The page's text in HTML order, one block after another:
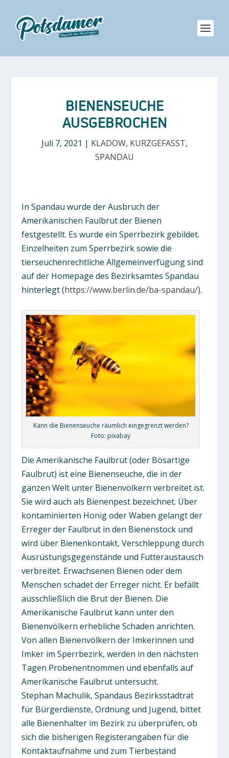
BIENENSEUCHE
AUSGEBROCHEN
Juli 7, 2021 | KLADOW, KURZGEFASST,
SPANDAU
In Spandau wurde der Ausbruch der
Amerikanischen Faulbrut der Bienen
festgestellt. Es wurde ein Sperrbezirk gebildet.
Einzelheiten zum Sperrbezirk sowie die
tierseuchenrechtliche Allgemeinverfügung sind
auf der Homepage des Bezirksamtes Spandau
hinterlegt (https://www.berlin.de/ba-spandau/).
Kann die Bienenseuche räumlich eingegrenzt werden?
Foto: pixabay
Die Amerikanische Faulbrut (oder Bösartige
Faulbrut) ist eine Bienenseuche, die in der
ganzen Welt unter Bienenvölkern verbreitet ist.
Sie wird auch als Bienenpest bezeichnet. Über
kontaminierten Honig oder Waben gelangt der
Erreger der Faulbrut in den Bienenstock und
wird über Bienenkontakt, Verschleppung durch
Ausrüstungsgegenstände und Futteraustausch
verbreitet. Erwachsenen Bienen oder dem
Menschen schadet der Erreger nicht. Er befällt
ausschließlich die Brut der Bienen. Die
Amerikanische Faulbrut kann unter den
Bienenvölkern erhebliche Schaden anrichten.
Von allen Bienenvölkern der Imkerinnen und
Imker im Sperrbezirk, werden in den nächsten
Tagen Probenentnommen und ebenfalls auf
Amerikanische Faulbrut untersucht.
Stephan Machulik, Spandaus Bezirksstadtrat
für Bürgerdienste, Ordnung und Jugend, bittet
alle Bienenhalter im Bezirk zu überprüfen, ob
sich die bisherigen Registerangaben für die
Kontaktaufnahme und zum Tierbestand